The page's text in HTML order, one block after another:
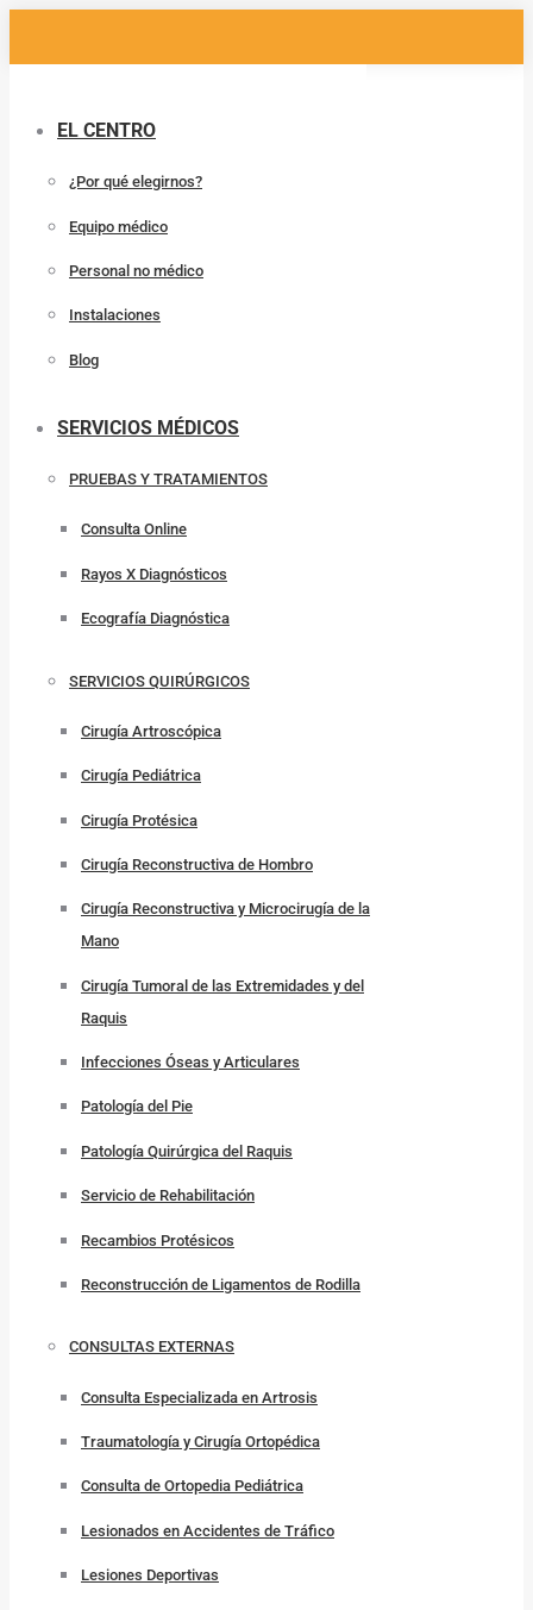
EL CENTRO
¿Por qué elegirnos?
Equipo médico
Personal no médico
Instalaciones
Blog
SERVICIOS MÉDICOS
PRUEBAS Y TRATAMIENTOS
Consulta Online
Rayos X Diagnósticos
Ecografía Diagnóstica
SERVICIOS QUIRÚRGICOS
Cirugía Artroscópica
Cirugía Pediátrica
Cirugía Protésica
Cirugía Reconstructiva de Hombro
Cirugía Reconstructiva y Microcirugía de la
Mano
Cirugía Tumoral de las Extremidades y del
Raquis
Infecciones Óseas y Articulares
Patología del Pie
Patología Quirúrgica del Raquis
Servicio de Rehabilitación
Recambios Protésicos
Reconstrucción de Ligamentos de Rodilla
CONSULTAS EXTERNAS
Consulta Especializada en Artrosis
Traumatología y Cirugía Ortopédica
Consulta de Ortopedia Pediátrica
Lesionados en Accidentes de Tráfico
Lesiones Deportivas